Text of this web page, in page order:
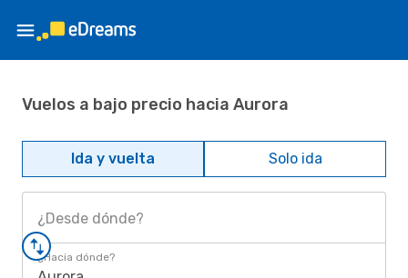
Vuelos a bajo precio hacia Aurora
Ida y vuelta Solo ida
¿Desde dónde?
¿Hacia dónde?